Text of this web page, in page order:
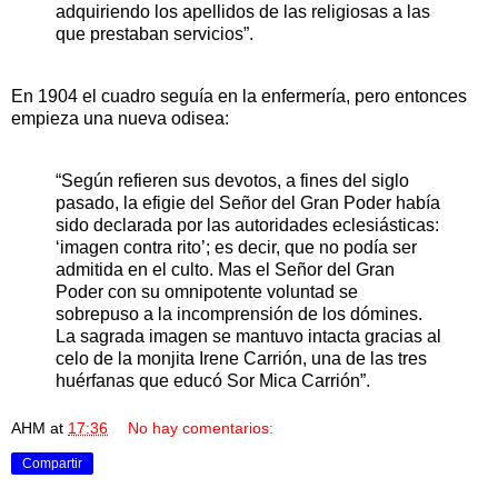
adquiriendo los apellidos de las religiosas a las
que prestaban servicios”.
En 1904 el cuadro seguía en la enfermería, pero entonces
empieza una nueva odisea:
“Según refieren sus devotos, a fines del siglo
pasado, la efigie del Señor del Gran Poder había
sido declarada por las autoridades eclesiásticas:
‘imagen contra rito’; es decir, que no podía ser
admitida en el culto. Mas el Señor del Gran
Poder con su omnipotente voluntad se
sobrepuso a la incomprensión de los dómines.
La sagrada imagen se mantuvo intacta gracias al
celo de la monjita Irene Carrión, una de las tres
huérfanas que educó Sor Mica Carrión”.
AHM at 17:36 No hay comentarios:
Compartir